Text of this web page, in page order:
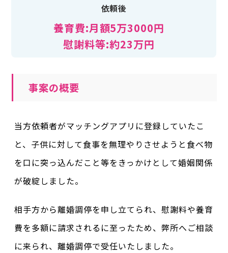
依頼後
養育費:月額5万3000円
慰謝料等:約23万円
事案の概要
当方依頼者がマッチングアプリに登録していたこ
と、子供に対して食事を無理やりさせようと食べ物
を口に突っ込んだこと等をきっかけとして婚姻関係
が破綻しました。
相手方から離婚調停を申し立てられ、慰謝料や養育
費を多額に請求されるに至ったため、弊所へご相談
に来られ、離婚調停で受任いたしました。